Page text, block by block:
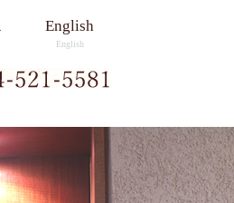
English
English